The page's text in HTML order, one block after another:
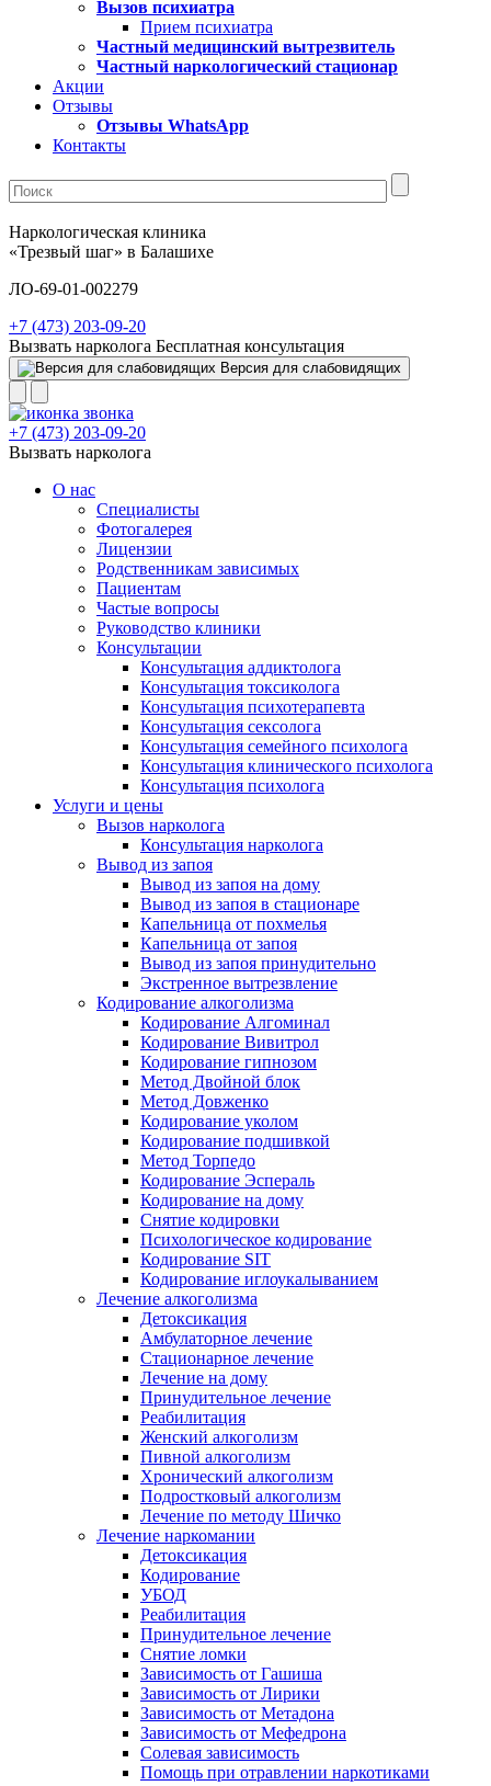
Вызов психиатра
Прием психиатра
Частный медицинский вытрезвитель
Частный наркологический стационар
Акции
Отзывы
Отзывы WhatsApp
Контакты
Наркологическая клиника
«Трезвый шаг» в Балашихе
ЛО-69-01-002279
+7 (473) 203-09-20
Вызвать нарколога Бесплатная консультация
Версия для слабовидящих
+7 (473) 203-09-20
Вызвать нарколога
О нас
Специалисты
Фотогалерея
Лицензии
Родственникам зависимых
Пациентам
Частые вопросы
Руководство клиники
Консультации
Консультация аддиктолога
Консультация токсиколога
Консультация психотерапевта
Консультация сексолога
Консультация семейного психолога
Консультация клинического психолога
Консультация психолога
Услуги и цены
Вызов нарколога
Консультация нарколога
Вывод из запоя
Вывод из запоя на дому
Вывод из запоя в стационаре
Капельница от похмелья
Капельница от запоя
Вывод из запоя принудительно
Экстренное вытрезвление
Кодирование алкоголизма
Кодирование Алгоминал
Кодирование Вивитрол
Кодирование гипнозом
Метод Двойной блок
Метод Довженко
Кодирование уколом
Кодирование подшивкой
Метод Торпедо
Кодирование Эспераль
Кодирование на дому
Снятие кодировки
Психологическое кодирование
Кодирование SIT
Кодирование иглоукалыванием
Лечение алкоголизма
Детоксикация
Амбулаторное лечение
Стационарное лечение
Лечение на дому
Принудительное лечение
Реабилитация
Женский алкоголизм
Пивной алкоголизм
Хронический алкоголизм
Подростковый алкоголизм
Лечение по методу Шичко
Лечение наркомании
Детоксикация
Кодирование
УБОД
Реабилитация
Принудительное лечение
Снятие ломки
Зависимость от Гашиша
Зависимость от Лирики
Зависимость от Метадона
Зависимость от Мефедрона
Солевая зависимость
Помощь при отравлении наркотиками